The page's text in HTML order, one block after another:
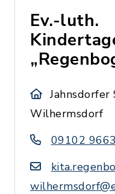
Ev.-luth.
Wilhermsdorf
09102